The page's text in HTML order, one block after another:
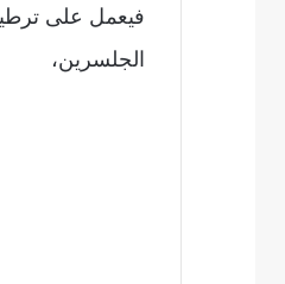
فيعمل على
الجلسرين،